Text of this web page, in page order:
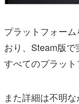
プラットフォー
おり、Steam版
すべてのプラット
また詳細は不明